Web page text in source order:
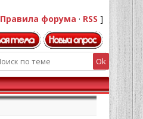
Правила форума · RSS ]